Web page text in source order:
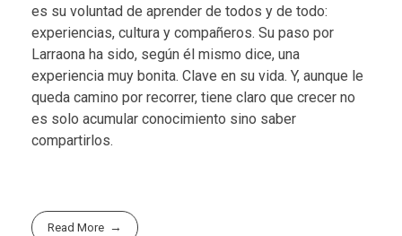
es su voluntad de aprender de todos y de todo:
experiencias, cultura y compañeros. Su paso por
Larraona ha sido, según él mismo dice, una
experiencia muy bonita. Clave en su vida. Y, aunque le
queda camino por recorrer, tiene claro que crecer no
es solo acumular conocimiento sino saber
compartirlos.
Read More